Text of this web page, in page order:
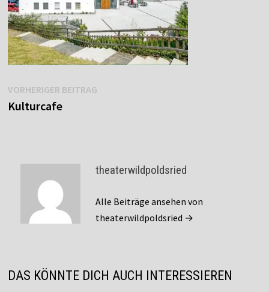
Beitragsnavigation
VORHERIGER BEITRAGVorheriger
Kulturcafe
theaterwildpoldsried
Alle Beiträge ansehen von
theaterwildpoldsried →
DAS KÖNNTE DICH AUCH INTERESSIEREN